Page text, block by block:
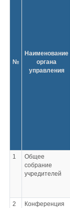
№
Наименование
органа
управления
1
Общее
собрание
учредителей
2
Конференция